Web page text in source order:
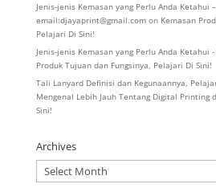
Jenis-jenis Kemasan yang Perlu Anda Ketahui –
email:djayaprint@gmail.comon Kemasan
Pelajari Di Sini!
Jenis-jenis Kemasan yang Perlu Anda Ketahui -
Produk Tujuan dan Fungsinya, Pelajari Di Sini!
Tali Lanyard Definisi dan Kegunaannya,
Mengenal Lebih Jauh Tentang Digital Printing
Sini!
Archives
Archives